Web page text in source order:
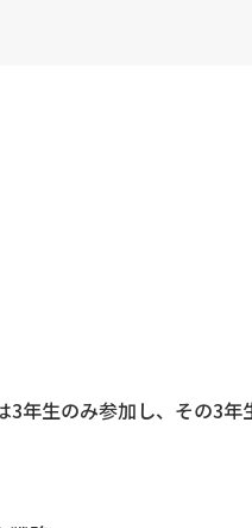
3年生のみ参加し、その3年